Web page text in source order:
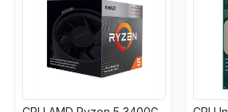
- Hỗ trợ socket: FCLGA1700
- Bo mạch đề nghị: Intel B660
- Yêu cầu VGA: Có